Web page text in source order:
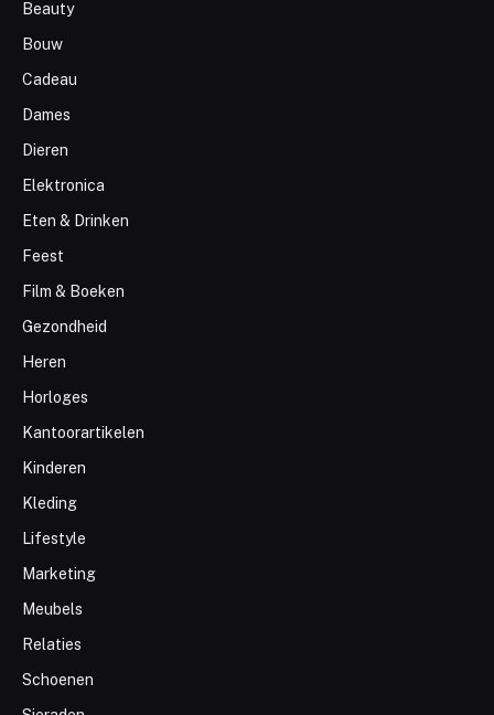
Beauty
Bouw
Cadeau
Dames
Dieren
Elektronica
Eten & Drinken
Feest
Film & Boeken
Gezondheid
Heren
Horloges
Kantoorartikelen
Kinderen
Kleding
Lifestyle
Marketing
Meubels
Relaties
Schoenen